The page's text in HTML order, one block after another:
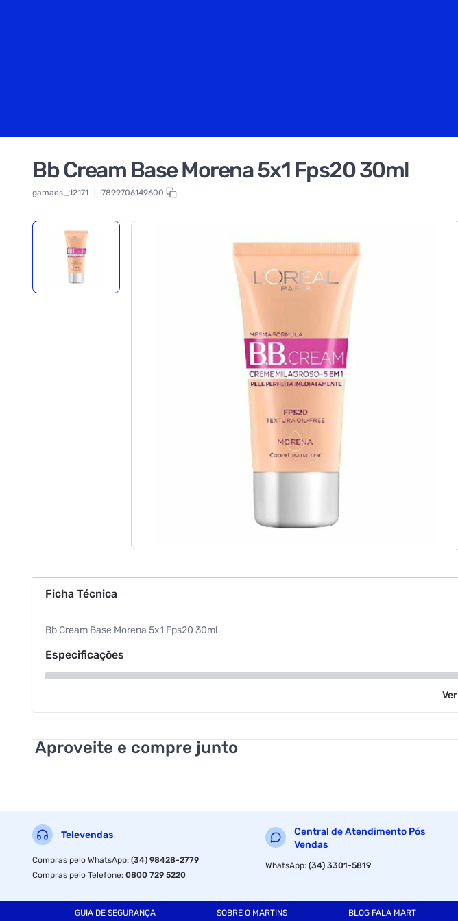
Bb Cream Base Morena 5x1 Fps20 30ml
gamaes_12171 7899706149600
Ficha Técnica
Bb Cream Base Morena 5x1 Fps20 30ml
Especificações
Ver
Aproveite e compre junto
Televendas
Compras pelo WhatsApp:(34) 98428-2779
Compras pelo Telefone:0800 729 5220
Central de Atendimento Pós
Vendas
WhatsApp:(34) 3301-5819
GUIA DE SEGURANÇA SOBRE O MARTINS BLOG FALA MART